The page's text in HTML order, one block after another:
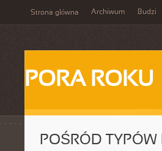
Strona główna Archiwum Budzi
PORA ROKU
POŚRÓD